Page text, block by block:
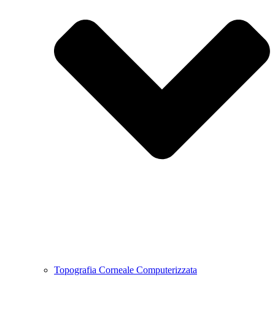
Topografia Corneale Computerizzata